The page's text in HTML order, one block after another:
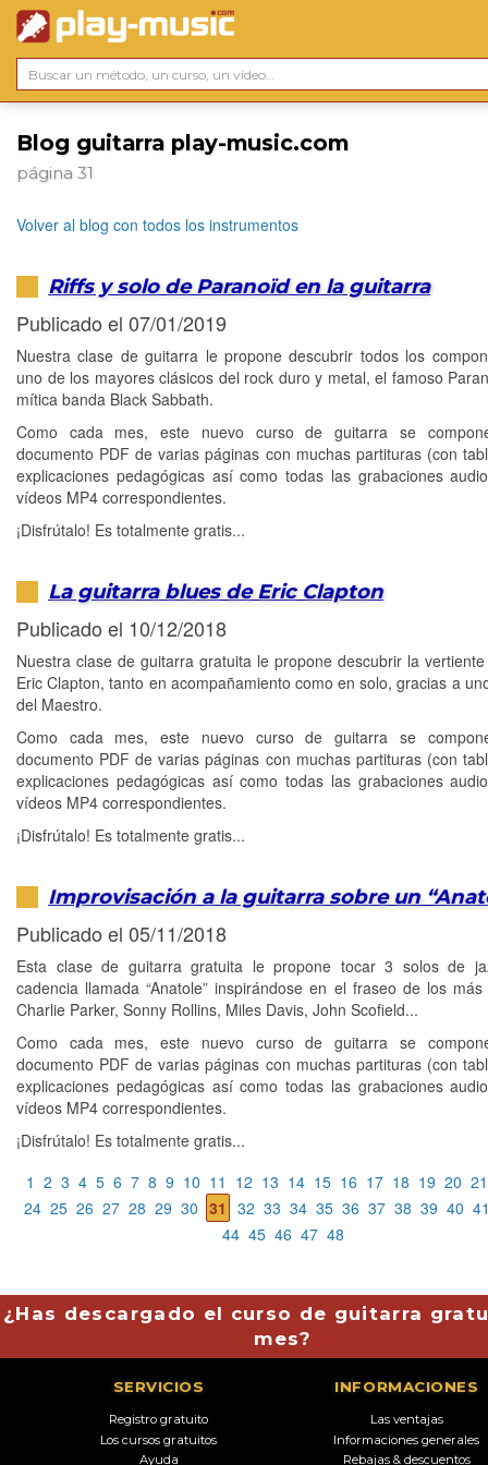
Blog guitarra play-music.com
página 31
Volver al blog con todos los instrumentos
Riffs y solo de Paranoïd en la guitarra
Publicado el 07/01/2019
Nuestra clase de guitarra le propone descubrir todos los
uno de los mayores clásicos del rock duro y metal, el famoso
mítica banda Black Sabbath.
Como cada mes, este nuevo curso de guitarra se
documento PDF de varias páginas con muchas partituras (con
explicaciones pedagógicas así como todas las grabaciones
vídeos MP4 correspondientes.
¡Disfrútalo! Es totalmente gratis...
La guitarra blues de Eric Clapton
Publicado el 10/12/2018
Nuestra clase de guitarra gratuita le propone descubrir la
Eric Clapton, tanto en acompañamiento como en solo, gracias a
del Maestro.
Como cada mes, este nuevo curso de guitarra se
documento PDF de varias páginas con muchas partituras (con
explicaciones pedagógicas así como todas las grabaciones
vídeos MP4 correspondientes.
¡Disfrútalo! Es totalmente gratis...
Improvisación a la guitarra sobre un
Publicado el 05/11/2018
Esta clase de guitarra gratuita le propone tocar 3 solos de
cadencia llamada “Anatole” inspirándose en el fraseo de los
Charlie Parker, Sonny Rollins, Miles Davis, John Scofield...
Como cada mes, este nuevo curso de guitarra se
documento PDF de varias páginas con muchas partituras (con
explicaciones pedagógicas así como todas las grabaciones
vídeos MP4 correspondientes.
¡Disfrútalo! Es totalmente gratis...
1 2 3 4 5 6 7 8 9 10 11 12 13 14 15 16 17 18 19 20 21
24 25 26 27 28 29 30 31 32 33 34 35 36 37 38 39 40
44 45 46 47 48
¿Has descargado el curso de guitarra
mes?
SERVICIOS
Registro gratuito
Los cursos gratuitos
Ayuda
INFORMACIONES
Las ventajas
Informaciones generales
Rebajas & descuentos